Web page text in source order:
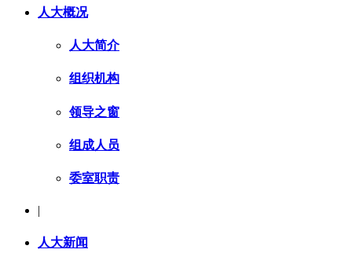
人大概况
人大简介
组织机构
领导之窗
组成人员
委室职责
|
人大新闻